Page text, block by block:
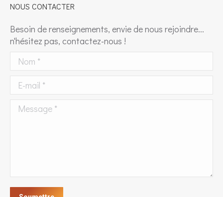
NOUS CONTACTER
Besoin de renseignements, envie de nous rejoindre...
n'hésitez pas, contactez-nous !
Nom *
E-mail *
Message *